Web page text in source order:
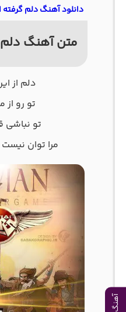
دانلود آهنگ دلم
متن آهنگ دلم
دلم از
تو رو از
تو نباشی
مرا توان